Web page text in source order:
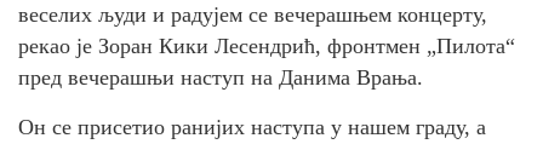
веселих људи и радујем се вечерашњем концерту,
рекао је Зоран Кики Лесендрић, фронтмен „Пилота“
пред вечерашњи наступ на Данима Врања.
Он се присетио ранијих наступа у нашем граду, а